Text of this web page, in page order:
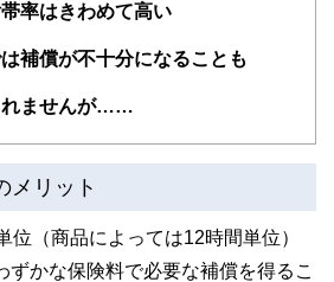
率はきわめて高い
補償が不十分になることも
ませんが……
メリット
位（商品によっては12時間単位）
ずかな保険料で必要な補償を得るこ